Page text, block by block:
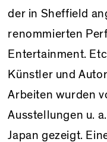
der in Sheffield
renommierten
Entertainment.
Künstler und
Arbeiten wurden
Ausstellungen u.
Japan gezeigt.